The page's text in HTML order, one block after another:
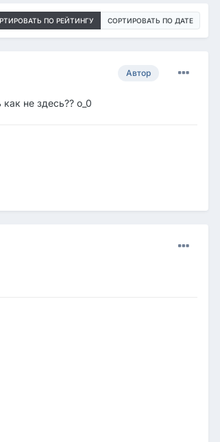
ПО РЕЙТИНГУ СОРТИРОВАТЬ ПО ДАТЕ
Автор
не здесь?? о_0